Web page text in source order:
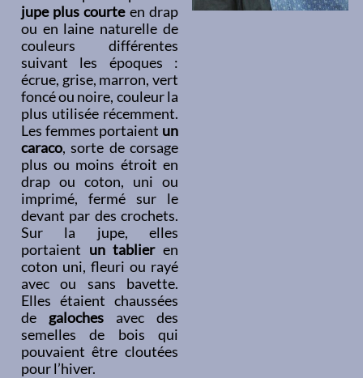
jupe plus courteen drap
ou en laine naturelle de
couleurs différentes
suivant les époques :
écrue, grise, marron, vert
foncé ou noire, couleur la
plus utilisée récemment.
Les femmes portaient un
caraco, sorte de corsage
plus ou moins étroit en
drap ou coton, uni ou
imprimé, fermé sur le
devant par des crochets.
Sur la jupe, elles
portaient un tablieren
coton uni, fleuri ou rayé
avec ou sans bavette.
Elles étaient chaussées
de galoches avec des
semelles de bois qui
pouvaient être cloutées
pour l’hiver.